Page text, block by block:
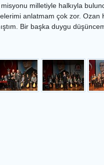
milletiyle halkıyla
anlatmam çok zor. Ozan
Bir başka duygu